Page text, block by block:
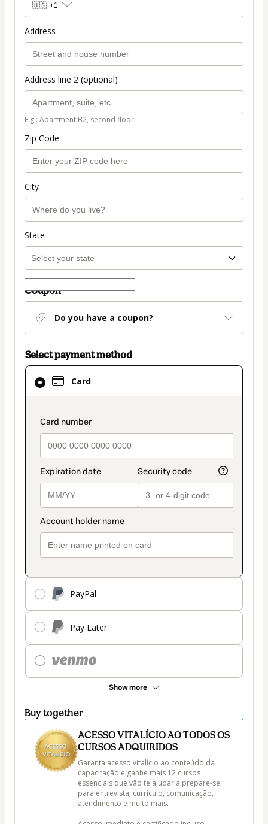
🇺🇸 +1
Address
Address line 2 (optional)
E.g.: Apartment B2, second floor.
Zip Code
City
State
Coupon
Do you have a coupon?
Select payment method
Card
payment_data.section_title_v2
PayPal
Pay Later
Show more
Card
selected
method
Buy together
ACESSO VITALÍCIO AO TODOS OS
CURSOS ADQUIRIDOS
Garanta acesso vitalício ao conteúdo da
capacitação e ganhe mais 12 cursos
essenciais que vão te ajudar a prepare-se
para entrevista, currículo, comunicação,
atendimento e muito mais.